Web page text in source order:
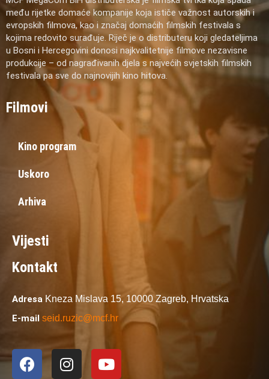
među rijetke domaće kompanije koja ističe važnost autorskih i
evropskih filmova, kao i značaj domaćih filmskih festivala s
kojima redovito surađuje. Riječ je o distributeru koji gledateljima
u Bosni i Hercegovini donosi najkvalitetnije filmove nezavisne
produkcije – od nagrađivanih djela s najvećih svjetskih filmskih
festivala pa sve do najnovijih kino hitova.
Filmovi
Kino program
Uskoro
Arhiva
Vijesti
Kontakt
Adresa Kneza Mislava 15, 10000 Zagreb, Hrvatska
E-mail seid.ruzic@mcf.hr